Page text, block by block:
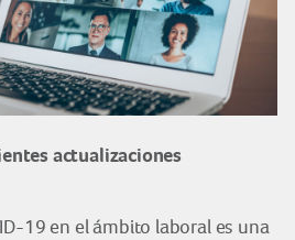
actualizaciones
19 en el ámbito laboral es una